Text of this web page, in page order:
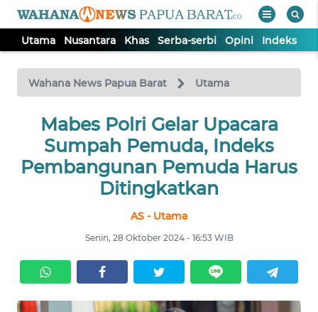
Utama Nusantara Khas Serba-serbi Opini Indeks
Wahana News Papua Barat Utama
Mabes Polri Gelar Upacara
Sumpah Pemuda, Indeks
Pembangunan Pemuda Harus
Ditingkatkan
AS - Utama
Senin, 28 Oktober 2024 - 16:53 WIB
TV
Tutup
UTAMA
NUSANTARA
SERBI
OPINI